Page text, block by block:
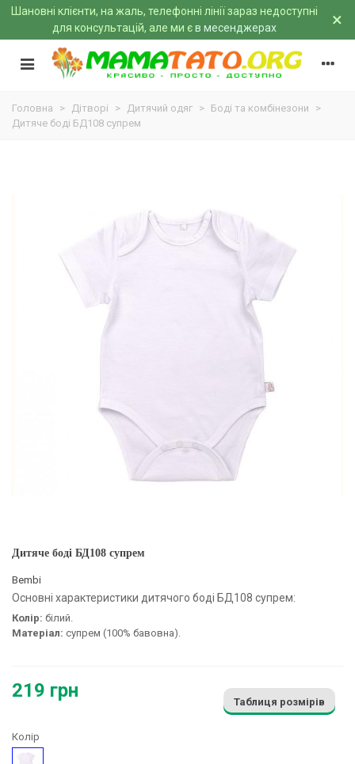
Шановні клієнти, на жаль, телефонні лінії зараз недоступні
для консультацій, але ми єв месенджерах ×
Головна > Дітворі > Дитячий одяг > Боді та комбінезони
>
Дитяче боді БД108 супрем
Дитяче боді БД108 супрем
Bembi
Основні характеристики дитячого боді БД108 супрем:
Колір: білий.
Матеріал: супрем (100% бавовна).
219 грн
Таблиця розмірів
Колір
Білий